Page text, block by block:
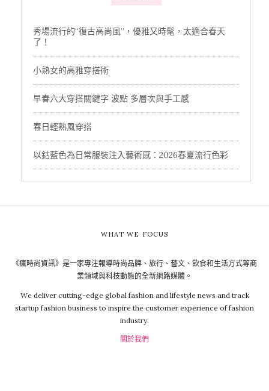
秀場流行的“復古高尚風”，優雅又時髦，太適合春天
了！
小熟女的高雅穿搭術
早春六大穿搭關鍵字 波點 多層次與手工感
春日輕熟風穿搭
以鈷藍色為日常服裝注入藝術感：2026春夏流行色彩
WHAT WE FOCUS
《瘋時尚資訊》是一家專注報導時尚品牌、旅行、藝文、飲食和生活方式等商
業領域與科技動態的全新網路媒體。
We deliver cutting-edge global fashion and lifestyle news and track
startup fashion business to inspire the customer experience of fashion
industry.
關於我們